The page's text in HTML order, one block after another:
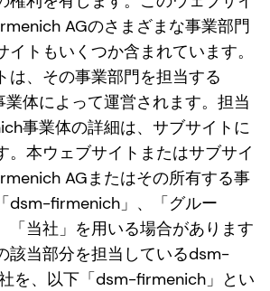
AGのさまざまな事業部門
イトもいくつか含まれています。
は、その事業部門を担当する
体によって運営されます。担当
事業体の詳細は、サブサイトに
。本ウェブサイトまたはサブサイ
AGまたはその所有する事
dsm-firmenich」、「グルー
「当社」を用いる場合があります
該当部分を担当しているdsm-
を、以下「dsm-firmenich」とい